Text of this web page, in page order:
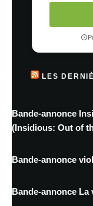
LES
Bande-annonce
(Insidious: Out of
Bande-annonce
Bande-annonce La